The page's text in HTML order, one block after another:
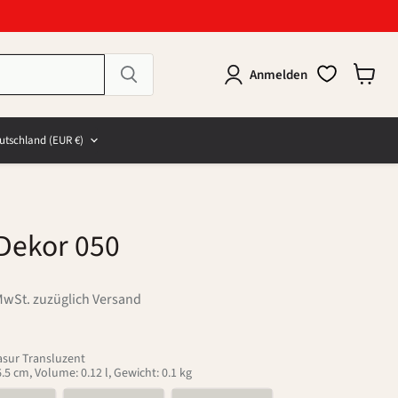
Anmelden
(EUR €)
050
zuzüglich Versand
Transluzent
cm, Volume: 0.12 l, Gewicht: 0.1 kg